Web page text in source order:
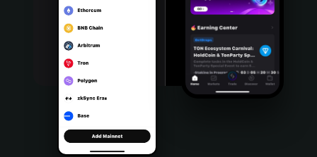
Português (Portugal)
Bahasa Indonesia
Português (Brasil)
Español (Argentina)